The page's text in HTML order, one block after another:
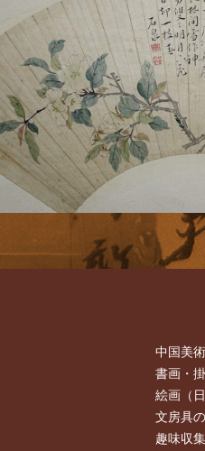
中国美
書画・
絵画（
文房具
趣味収